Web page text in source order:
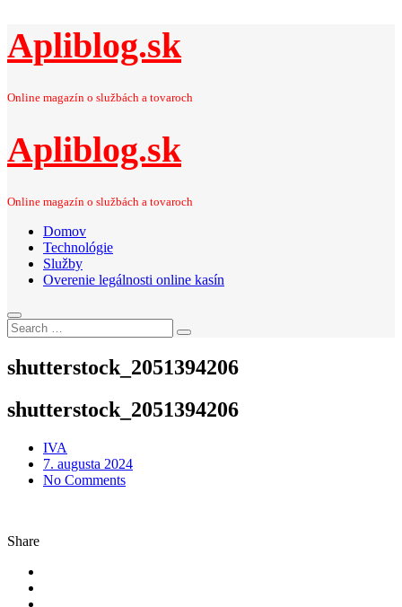
Apliblog.sk
Online magazín o službách a tovaroch
Apliblog.sk
Online magazín o službách a tovaroch
Domov
Technológie
Služby
Overenie legálnosti online kasín
Search
for:
Search
shutterstock_2051394206
shutterstock_2051394206
IVA
Posted
on
7. augusta 2024
No Comments
Share